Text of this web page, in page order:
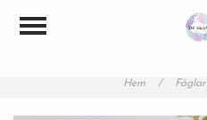
Hem / Fåglar